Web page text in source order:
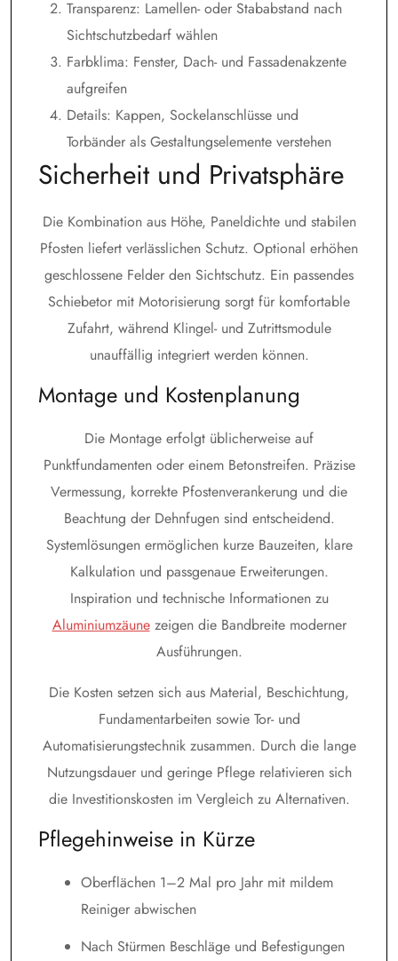
Transparenz: Lamellen- oder Stababstand nach
Sichtschutzbedarf wählen
Farbklima: Fenster, Dach- und Fassadenakzente
aufgreifen
Details: Kappen, Sockelanschlüsse und
Torbänder als Gestaltungselemente verstehen
Sicherheit und Privatsphäre
Die Kombination aus Höhe, Paneldichte und stabilen
Pfosten liefert verlässlichen Schutz. Optional erhöhen
geschlossene Felder den Sichtschutz. Ein passendes
Schiebetor mit Motorisierung sorgt für komfortable
Zufahrt, während Klingel- und Zutrittsmodule
unauffällig integriert werden können.
Montage und Kostenplanung
Die Montage erfolgt üblicherweise auf
Punktfundamenten oder einem Betonstreifen. Präzise
Vermessung, korrekte Pfostenverankerung und die
Beachtung der Dehnfugen sind entscheidend.
Systemlösungen ermöglichen kurze Bauzeiten, klare
Kalkulation und passgenaue Erweiterungen.
Inspiration und technische Informationen zu
Aluminiumzäunezeigen die Bandbreite moderner
Ausführungen.
Die Kosten setzen sich aus Material, Beschichtung,
Fundamentarbeiten sowie Tor- und
Automatisierungstechnik zusammen. Durch die lange
Nutzungsdauer und geringe Pflege relativieren sich
die Investitionskosten im Vergleich zu Alternativen.
Pflegehinweise in Kürze
Oberflächen 1–2 Mal pro Jahr mit mildem
Reiniger abwischen
Nach Stürmen Beschläge und Befestigungen